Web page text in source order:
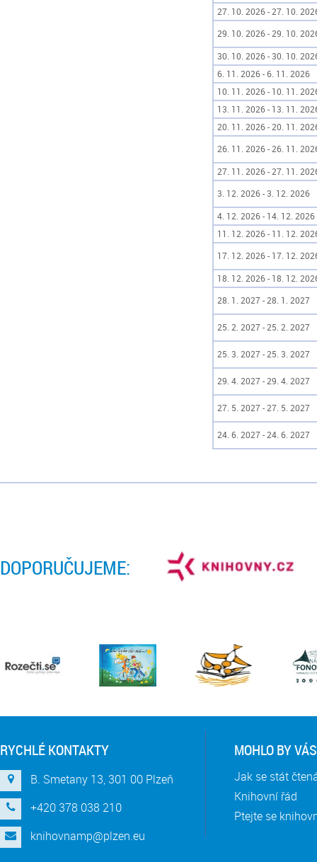
27. 10. 2026 - 27. 10.
29. 10. 2026 - 29. 10.
30. 10. 2026 - 30. 10.
6. 11. 2026 - 6. 11. 2026
10. 11. 2026 - 10. 11.
13. 11. 2026 - 13. 11.
20. 11. 2026 - 20. 11.
26. 11. 2026 - 26. 11.
27. 11. 2026 - 27. 11.
3. 12. 2026 - 3. 12. 2026
4. 12. 2026 - 14. 12. 2026
11. 12. 2026 - 11. 12.
17. 12. 2026 - 17. 12.
18. 12. 2026 - 18. 12.
28. 1. 2027 - 28. 1. 2027
25. 2. 2027 - 25. 2. 2027
25. 3. 2027 - 25. 3. 2027
29. 4. 2027 - 29. 4. 2027
27. 5. 2027 - 27. 5. 2027
24. 6. 2027 - 24. 6. 2027
DOPORUČUJEME:
RYCHLÉ KONTAKTY
B. Smetany 13, 301 00 Plzeň
+420 378 038 210
knihovnamp@plzen.eu
MOHLO BY
Jak se stát
Knihovní řád
Ptejte se